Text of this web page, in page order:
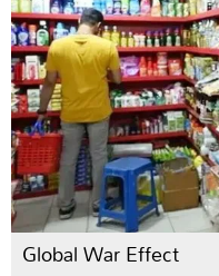
Global War Effect